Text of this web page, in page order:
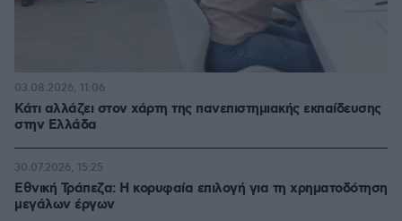
Κάτι αλλάζει στον χάρτη της πανεπιστημιακής εκπαίδευσης
στην Ελλάδα
03.08.2026, 11:06
Εθνική Τράπεζα: Η κορυφαία επιλογή για τη χρηματοδότηση
μεγάλων έργων
30.07.2026, 15:25